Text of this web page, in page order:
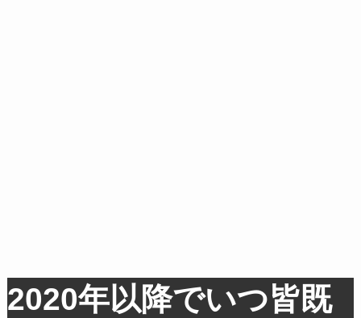
2020年以降でいつ皆既